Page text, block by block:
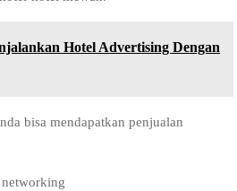
Hotel Advertising Dengan
bisa mendapatkan penjualan